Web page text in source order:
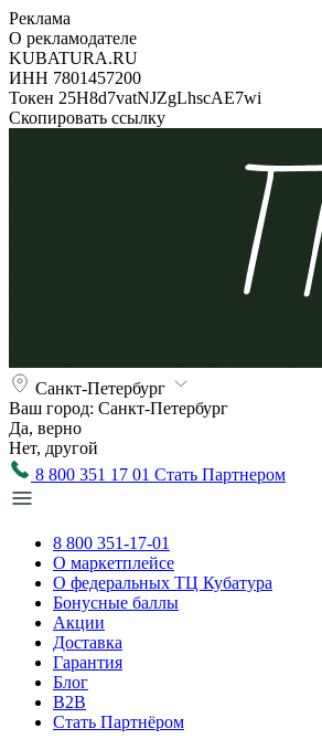
Реклама
О рекламодателе
KUBATURA.RU
ИНН 7801457200
Токен 25H8d7vatNJZgLhscAE7wi
Скопировать ссылку
Санкт-Петербург
Ваш город: Санкт-Петербург
Да, верно
Нет, другой
8 800 351 17 01 Стать Партнером
8 800 351-17-01
О маркетплейсе
О федеральных ТЦ Кубатура
Бонусные баллы
Акции
Доставка
Гарантия
Блог
B2B
Стать Партнёром